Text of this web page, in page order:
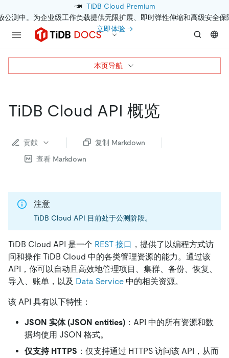
📣 TiDB Cloud Premium
公测中。为企业级工作负载提供无限扩展、即时弹性伸缩和高级安全保
立即体验 →
TiDB Cloud API 概览
贡献
复制 Markdown
查看 Markdown
注意
TiDB Cloud API 目前处于公测阶段。
TiDB Cloud API 是一个 REST 接口 ，提供了以编程方式访
问和操作 TiDB Cloud 中的各类管理资源的能力。通过该
API，你可以自动且高效地管理项目、集群、备份、恢复、
导入、账单，以及 Data Service 中的相关资源。
该 API 具有以下特性：
JSON 实体 (JSON entities) ：API 中的所有资源和数
据均使用 JSON 格式。
仅支持 HTTPS ：仅支持通过 HTTPS 访问该 API，从而
本页导航